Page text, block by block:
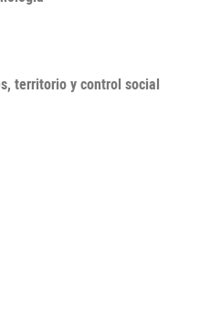
territorio y control social